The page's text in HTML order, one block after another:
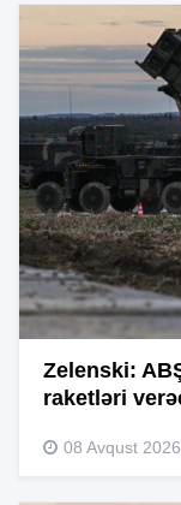
Zelenski:
raketləri
08 Avqust